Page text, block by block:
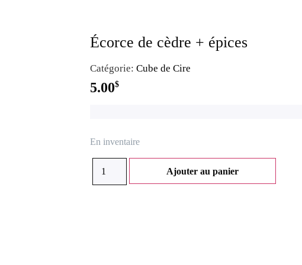
Écorce de cèdre + épices
Catégorie: Cube de Cire
5.00$
En inventaire
Ajouter au panier